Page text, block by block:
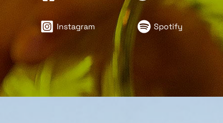
Instagram Spotify